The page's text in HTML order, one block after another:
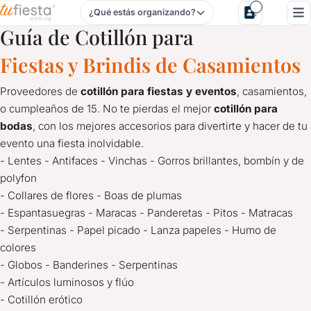
Cotillón para Casamientos en Flores
¿Qué estás organizando?
Guía de Cotillón para
Fiestas y Brindis de Casamientos
Proveedores de cotillón para fiestas y eventos, casamientos,
o cumpleaños de 15. No te pierdas el mejor cotillón para
bodas, con los mejores accesorios para divertirte y hacer de tu
evento una fiesta inolvidable.
- Lentes - Antifaces - Vinchas - Gorros brillantes, bombín y de
polyfon
- Collares de flores - Boas de plumas
- Espantasuegras - Maracas - Panderetas - Pitos - Matracas
- Serpentinas - Papel picado - Lanza papeles - Humo de
colores
- Globos - Banderines - Serpentinas
- Artículos luminosos y flúo
- Cotillón erótico